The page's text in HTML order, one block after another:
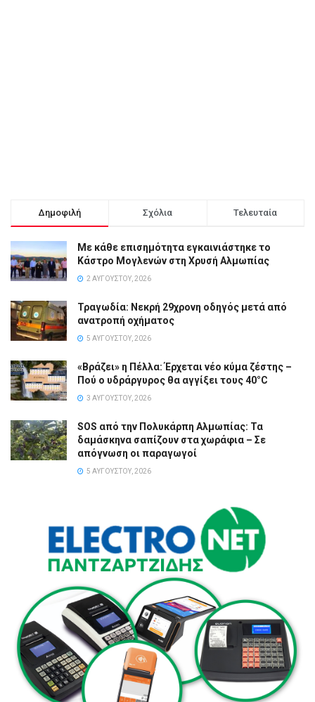
Δημοφιλή Σχόλια Τελευταία
Με κάθε επισημότητα εγκαινιάστηκε το
Κάστρο Μογλενών στη Χρυσή Αλμωπίας
2 ΑΥΓΟΎΣΤΟΥ, 2026
Τραγωδία: Νεκρή 29χρονη οδηγός μετά από
ανατροπή οχήματος
5 ΑΥΓΟΎΣΤΟΥ, 2026
«Βράζει» η Πέλλα: Έρχεται νέο κύμα ζέστης –
Πού ο υδράργυρος θα αγγίξει τους 40°C
3 ΑΥΓΟΎΣΤΟΥ, 2026
SOS από την Πολυκάρπη Αλμωπίας: Τα
δαμάσκηνα σαπίζουν στα χωράφια – Σε
απόγνωση οι παραγωγοί
5 ΑΥΓΟΎΣΤΟΥ, 2026